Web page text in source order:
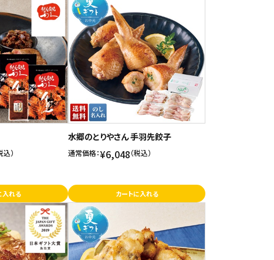
込）
入れる
水郷のとりやさん 手羽先餃子
通常価格：¥6,048（税込）
カートに入れる